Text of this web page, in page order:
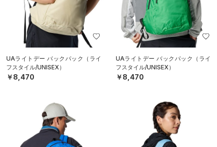
UAライトデー バックパック（ライ
フスタイル/UNISEX）
￥8,470
UAライトデー バックパック（ライ
フスタイル/UNISEX）
￥8,470